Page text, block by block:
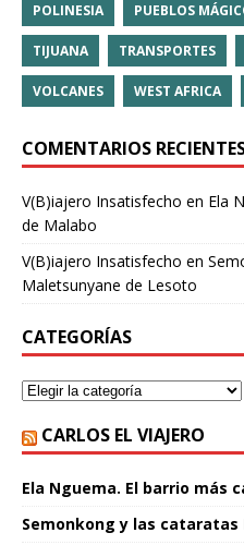
POLINESIA PUEBLOS
TIJUANA TRANSPORTES
VOLCANES WEST AFRICA
COMENTARIOS
V(B)iajero Insatisfecho en Ela
de Malabo
V(B)iajero Insatisfecho en
Maletsunyane de Lesoto
CATEGORÍAS
CARLOS EL VIAJERO
Ela Nguema. El barrio más
Semonkong y las